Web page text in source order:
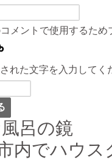
メントで使用するた
された文字を入力してく
呂の鏡
内でハウ